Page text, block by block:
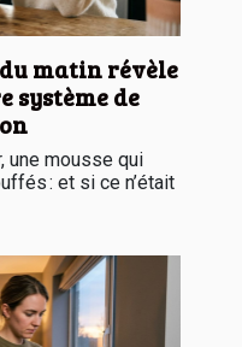
matin révèle
système de
une mousse qui
: et si ce n’était